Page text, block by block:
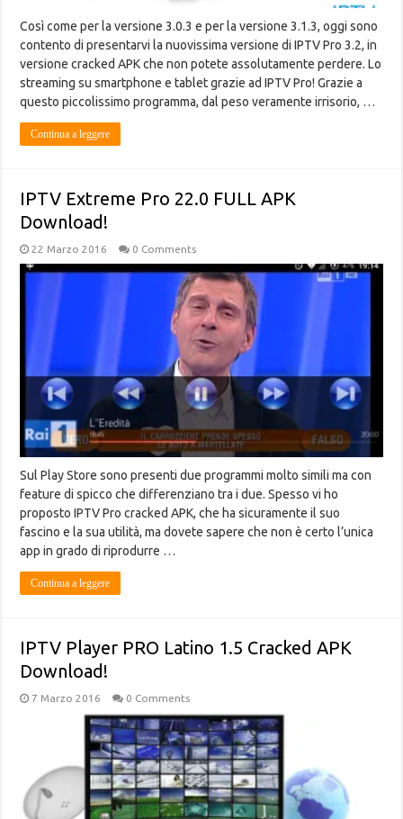
Così come per la versione 3.0.3 e per la versione 3.1.3, oggi sono
contento di presentarvi la nuovissima versione di IPTV Pro 3.2, in
versione cracked APK che non potete assolutamente perdere. Lo
streaming su smartphone e tablet grazie ad IPTV Pro! Grazie a
questo piccolissimo programma, dal peso veramente irrisorio, …
Continua a leggere
IPTV Extreme Pro 22.0 FULL APK
Download!
22 Marzo 2016 0 Comments
Sul Play Store sono presenti due programmi molto simili ma con
feature di spicco che differenziano tra i due. Spesso vi ho
proposto IPTV Pro cracked APK, che ha sicuramente il suo
fascino e la sua utilità, ma dovete sapere che non è certo l’unica
app in grado di riprodurre …
Continua a leggere
IPTV Player PRO Latino 1.5 Cracked APK
Download!
7 Marzo 2016 0 Comments